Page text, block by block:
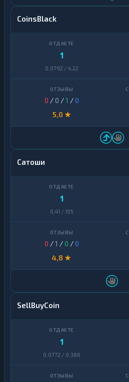
CoinsBlack
1
0,0792 / 4,22
0 / 0 /1 /0
5,0 ★
Сатоши
1
0,41 / 105
0 /1 /0 /0
4,8 ★
SellBuyCoin
1
0,0772 / 0,386